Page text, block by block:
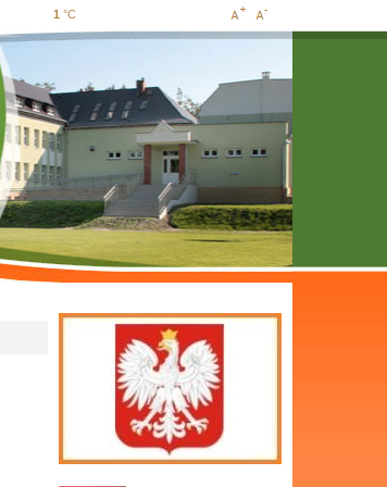
1 °C IncreaseDecrease